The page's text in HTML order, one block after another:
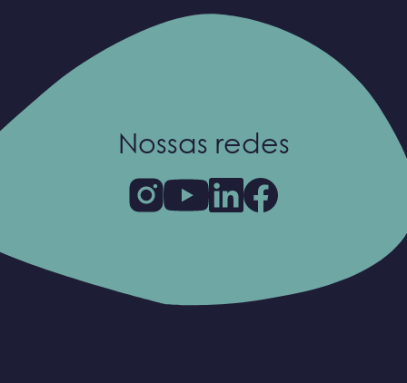
Nossas redes